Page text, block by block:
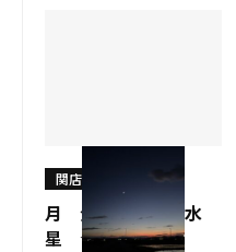
月 金星 木星 水
星 ☆彡
関店